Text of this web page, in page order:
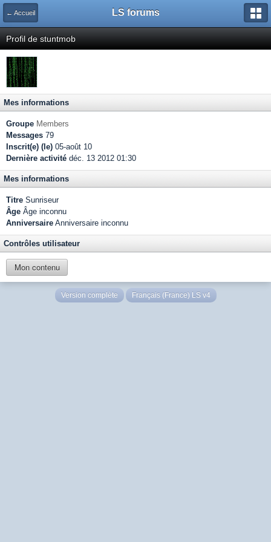
← Accueil LS forums
Profil de stuntmob
Mes informations
Groupe Members
Messages 79
Inscrit(e) (le) 05-août 10
Dernière activité déc. 13 2012 01:30
Mes informations
Titre Sunriseur
Âge Âge inconnu
Anniversaire Anniversaire inconnu
Contrôles utilisateur
Mon contenu
Version complète Français (France) LS v4